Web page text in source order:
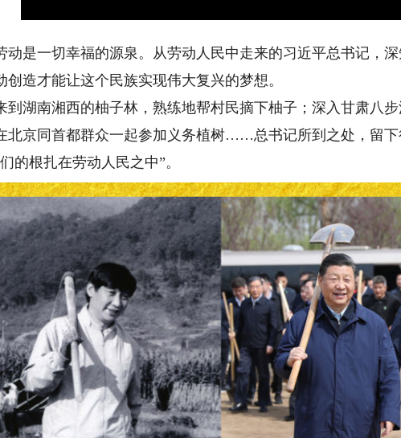
一切幸福的源泉。从劳动人民中走来的习近平总书记，深
创造才能让这个民族实现伟大复兴的梦想。
南湘西的柚子林，熟练地帮村民摘下柚子；深入甘肃八步
北京同首都群众一起参加义务植树……总书记所到之处，留
的根扎在劳动人民之中”。